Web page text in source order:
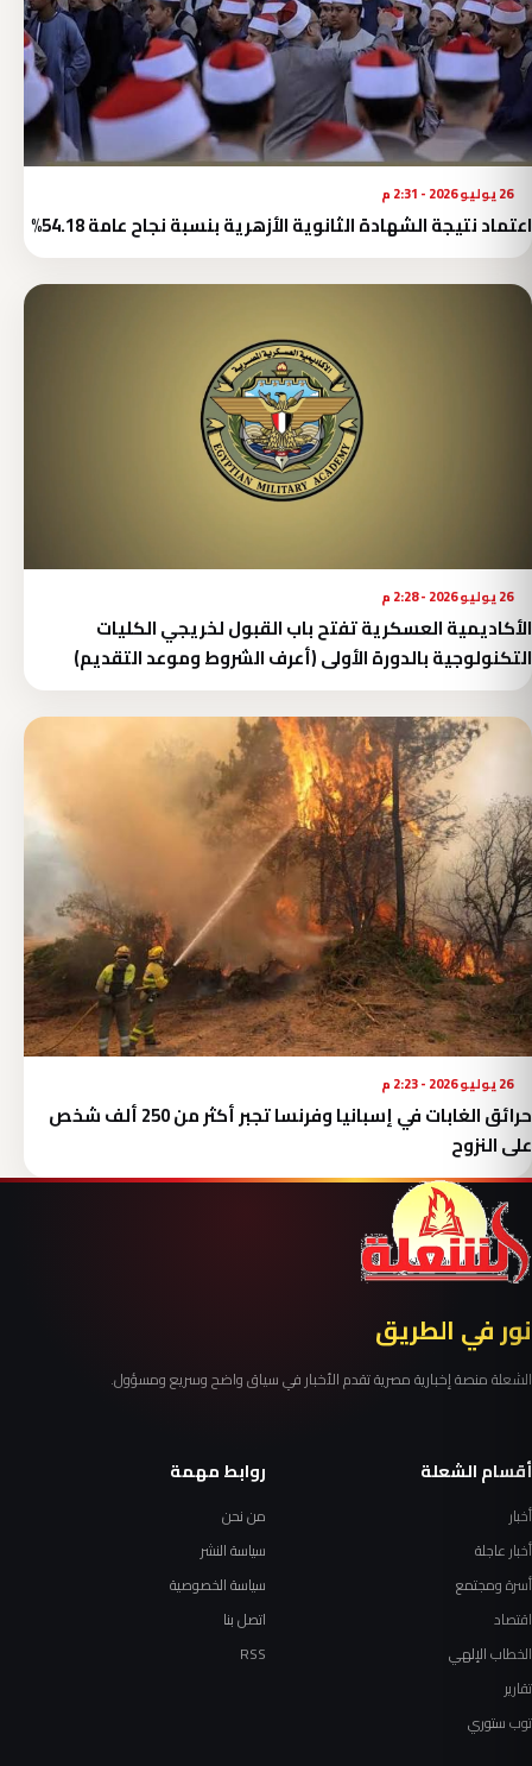
26 يوليو 2026 - 2:31 م
اعتماد نتيجة الشهادة الثانوية الأزهرية بنسبة نجاح عامة 54.18%
26 يوليو 2026 - 2:28 م
الأكاديمية العسكرية تفتح باب القبول لخريجي الكليات
التكنولوجية بالدورة الأولى (أعرف الشروط وموعد التقديم)
26 يوليو 2026 - 2:23 م
حرائق الغابات في إسبانيا وفرنسا تجبر أكثر من 250 ألف شخص
على النزوح
نور في الطريق
الشعلة منصة إخبارية مصرية تقدم الأخبار في سياق واضح وسريع ومسؤول.
أقسام الشعلة
أخبار
أخبار عاجلة
أسرة ومجتمع
اقتصاد
الخطاب الإلهي
تقارير
توب ستوري
روابط مهمة
من نحن
سياسة النشر
سياسة الخصوصية
اتصل بنا
RSS